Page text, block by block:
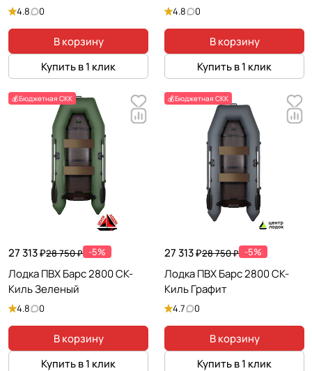
4.8 0
В корзину
Купить в 1 клик
4.8 0
В корзину
Купить в 1 клик
💰Бюджетная СКК
27 313 ₽28 750 ₽ -5%
Лодка ПВХ Барс 2800 СК-
Киль Зеленый
4.8 0
В корзину
Купить в 1 клик
💰Бюджетная СКК
27 313 ₽28 750 ₽ -5%
Лодка ПВХ Барс 2800 СК-
Киль Графит
4.7 0
В корзину
Купить в 1 клик